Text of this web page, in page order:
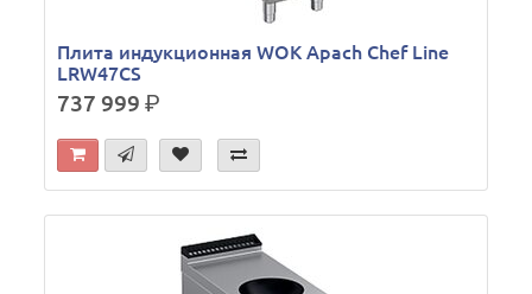
Плита индукционная WOK Apach Chef Line
LRW47CS
737 999р.